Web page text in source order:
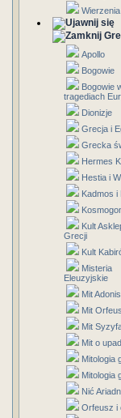
Apollo
Bogowie
Bogowie
tragediach
Dionizje
Grecja i
Grecka
Hermes
Hestia i
Kadmos i
Kult
Grecji
Kult
Misteria
Eleuzyjskie
Mit
Mit
Mit
Mit o
Mitologia
Mitologia
Nić
Orfeusz i